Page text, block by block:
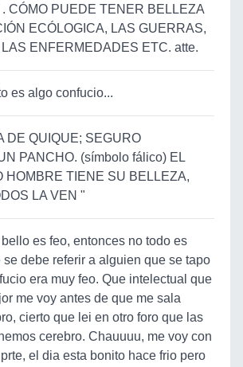
CÓMO PUEDE TENER BELLEZA
ECÓLOGICA, LAS GUERRAS,
ENFERMEDADES ETC. atte.
es algo confucio...
DE QUIQUE; SEGURO
PANCHO. (símbolo fálico) EL
HOMBRE TIENE SU BELLEZA,
LA VEN "
es feo, entonces no todo es
se debe referir a alguien que se tapo
era muy feo. Que intelectual que
me voy antes de que me sala
cierto que lei en otro foro que las
cerebro. Chauuuu, me voy con
el dia esta bonito hace frio pero